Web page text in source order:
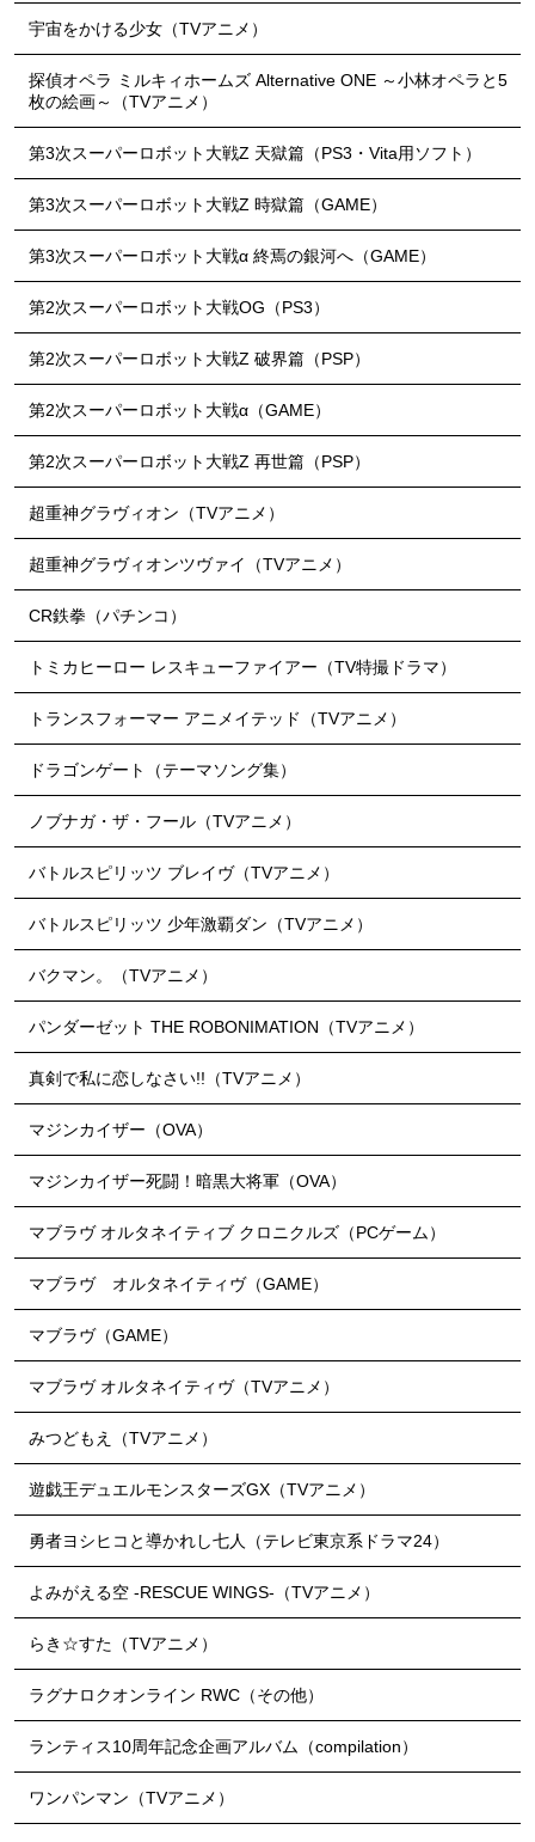
宇宙をかける少女（TVアニメ）
探偵オペラ ミルキィホームズ Alternative ONE ～小林オペラと5
枚の絵画～（TVアニメ）
第3次スーパーロボット大戦Z 天獄篇（PS3・Vita用ソフト）
第3次スーパーロボット大戦Z 時獄篇（GAME）
第3次スーパーロボット大戦α 終焉の銀河へ（GAME）
第2次スーパーロボット大戦OG（PS3）
第2次スーパーロボット大戦Z 破界篇（PSP）
第2次スーパーロボット大戦α（GAME）
第2次スーパーロボット大戦Z 再世篇（PSP）
超重神グラヴィオン（TVアニメ）
超重神グラヴィオンツヴァイ（TVアニメ）
CR鉄拳（パチンコ）
トミカヒーロー レスキューファイアー（TV特撮ドラマ）
トランスフォーマー アニメイテッド（TVアニメ）
ドラゴンゲート（テーマソング集）
ノブナガ・ザ・フール（TVアニメ）
バトルスピリッツ ブレイヴ（TVアニメ）
バトルスピリッツ 少年激覇ダン（TVアニメ）
バクマン。（TVアニメ）
パンダーゼット THE ROBONIMATION（TVアニメ）
真剣で私に恋しなさい!!（TVアニメ）
マジンカイザー（OVA）
マジンカイザー死闘！暗黒大将軍（OVA）
マブラヴ オルタネイティブ クロニクルズ（PCゲーム）
マブラヴ オルタネイティヴ（GAME）
マブラヴ（GAME）
マブラヴ オルタネイティヴ（TVアニメ）
みつどもえ（TVアニメ）
遊戯王デュエルモンスターズGX（TVアニメ）
勇者ヨシヒコと導かれし七人（テレビ東京系ドラマ24）
よみがえる空 -RESCUE WINGS-（TVアニメ）
らき☆すた（TVアニメ）
ラグナロクオンライン RWC（その他）
ランティス10周年記念企画アルバム（compilation）
ワンパンマン（TVアニメ）